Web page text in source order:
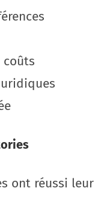
coûts
ont réussi leur